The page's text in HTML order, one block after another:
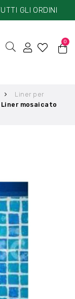
GLI ORDINI
0
Liner per
Liner mosaicato